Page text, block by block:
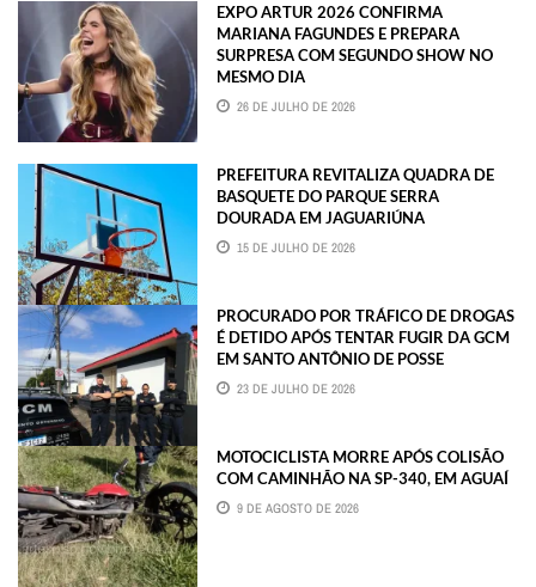
EXPO ARTUR 2026 CONFIRMA
MARIANA FAGUNDES E PREPARA
SURPRESA COM SEGUNDO SHOW NO
MESMO DIA
26 DE JULHO DE 2026
PREFEITURA REVITALIZA QUADRA DE
BASQUETE DO PARQUE SERRA
DOURADA EM JAGUARIÚNA
15 DE JULHO DE 2026
PROCURADO POR TRÁFICO DE DROGAS
É DETIDO APÓS TENTAR FUGIR DA GCM
EM SANTO ANTÔNIO DE POSSE
23 DE JULHO DE 2026
MOTOCICLISTA MORRE APÓS COLISÃO
COM CAMINHÃO NA SP-340, EM AGUAÍ
9 DE AGOSTO DE 2026